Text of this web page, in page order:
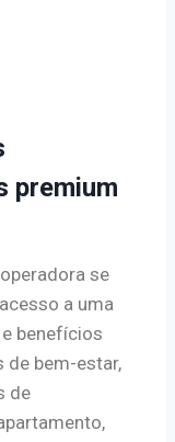
premium
se
a uma
benefícios
de bem-estar,
de